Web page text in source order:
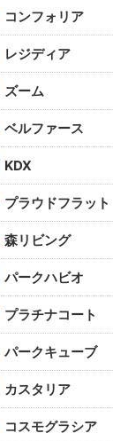
コンフォリア
レジディア
ズーム
ベルファース
KDX
プラウドフラット
森リビング
パークハビオ
プラチナコート
パークキューブ
カスタリア
コスモグラシア